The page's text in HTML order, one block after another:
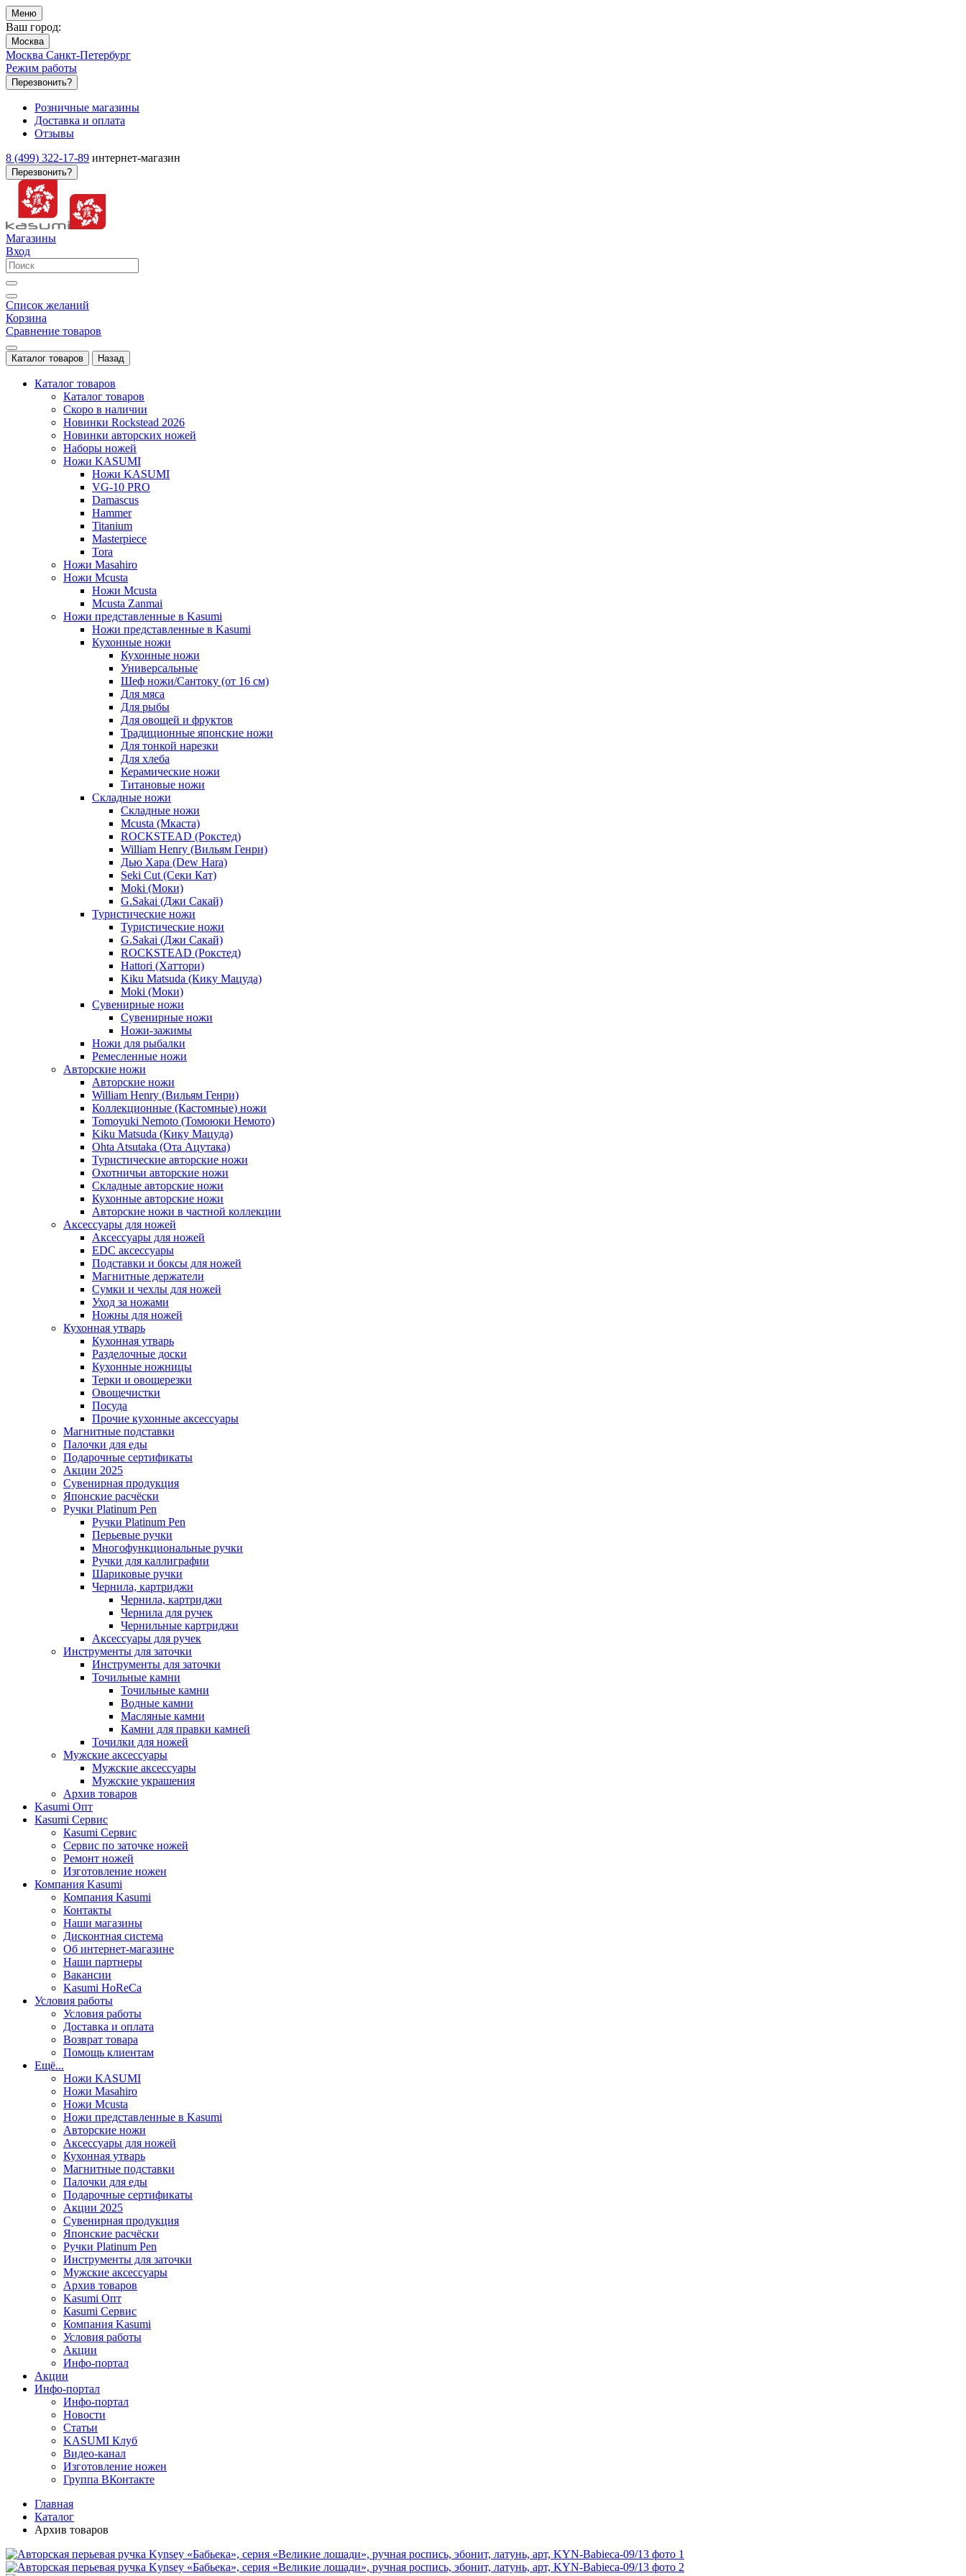
Меню
Ваш город:
Москва
Москва Санкт-Петербург
Режим работы
Перезвонить?
Розничные магазины
Доставка и оплата
Отзывы
8 (499) 322-17-89 интернет-магазин
Перезвонить?
Магазины
Вход
Список желаний
Корзина
Сравнение товаров
Каталог товаров Назад
Каталог товаров
Каталог товаров
Скоро в наличии
Новинки Rockstead 2026
Новинки авторских ножей
Наборы ножей
Ножи KASUMI
Ножи KASUMI
VG-10 PRO
Damascus
Hammer
Titanium
Masterpiece
Tora
Ножи Masahiro
Ножи Mcusta
Ножи Mcusta
Mcusta Zanmai
Ножи представленные в Kasumi
Ножи представленные в Kasumi
Кухонные ножи
Кухонные ножи
Универсальные
Шеф ножи/Сантоку (от 16 см)
Для мяса
Для рыбы
Для овощей и фруктов
Традиционные японские ножи
Для тонкой нарезки
Для хлеба
Керамические ножи
Титановые ножи
Складные ножи
Складные ножи
Mcusta (Мкаста)
ROCKSTEAD (Рокстед)
William Henry (Вильям Генри)
Дью Хара (Dew Hara)
Seki Cut (Секи Кат)
Moki (Моки)
G.Sakai (Джи Сакай)
Туристические ножи
Туристические ножи
G.Sakai (Джи Сакай)
ROCKSTEAD (Рокстед)
Hattori (Хаттори)
Kiku Matsuda (Кику Мацуда)
Moki (Моки)
Сувенирные ножи
Сувенирные ножи
Ножи-зажимы
Ножи для рыбалки
Ремесленные ножи
Авторские ножи
Авторские ножи
William Henry (Вильям Генри)
Коллекционные (Кастомные) ножи
Tomoyuki Nemoto (Томоюки Немото)
Kiku Matsuda (Кику Мацуда)
Ohta Atsutaka (Ота Ацутака)
Туристические авторские ножи
Охотничьи авторские ножи
Складные авторские ножи
Кухонные авторские ножи
Авторские ножи в частной коллекции
Аксессуары для ножей
Аксессуары для ножей
EDC аксессуары
Подставки и боксы для ножей
Магнитные держатели
Сумки и чехлы для ножей
Уход за ножами
Ножны для ножей
Кухонная утварь
Кухонная утварь
Разделочные доски
Кухонные ножницы
Терки и овощерезки
Овощечистки
Посуда
Прочие кухонные аксессуары
Магнитные подставки
Палочки для еды
Подарочные сертификаты
Акции 2025
Сувенирная продукция
Японские расчёски
Ручки Platinum Pen
Ручки Platinum Pen
Перьевые ручки
Многофункциональные ручки
Ручки для каллиграфии
Шариковые ручки
Чернила, картриджи
Чернила, картриджи
Чернила для ручек
Чернильные картриджи
Аксессуары для ручек
Инструменты для заточки
Инструменты для заточки
Точильные камни
Точильные камни
Водные камни
Масляные камни
Камни для правки камней
Точилки для ножей
Мужские аксессуары
Мужские аксессуары
Мужские украшения
Архив товаров
Kasumi Опт
Кasumi Сервис
Кasumi Сервис
Сервис по заточке ножей
Ремонт ножей
Изготовление ножен
Компания Kasumi
Компания Kasumi
Контакты
Наши магазины
Дисконтная система
Об интернет-магазине
Наши партнеры
Вакансии
Kasumi HoReCa
Условия работы
Условия работы
Доставка и оплата
Возврат товара
Помощь клиентам
Ещё...
Ножи KASUMI
Ножи Masahiro
Ножи Mcusta
Ножи представленные в Kasumi
Авторские ножи
Аксессуары для ножей
Кухонная утварь
Магнитные подставки
Палочки для еды
Подарочные сертификаты
Акции 2025
Сувенирная продукция
Японские расчёски
Ручки Platinum Pen
Инструменты для заточки
Мужские аксессуары
Архив товаров
Kasumi Опт
Кasumi Сервис
Компания Kasumi
Условия работы
Акции
Инфо-портал
Акции
Инфо-портал
Инфо-портал
Новости
Статьи
KASUMI Клуб
Видео-канал
Изготовление ножен
Группа ВКонтакте
Главная
Каталог
Архив товаров